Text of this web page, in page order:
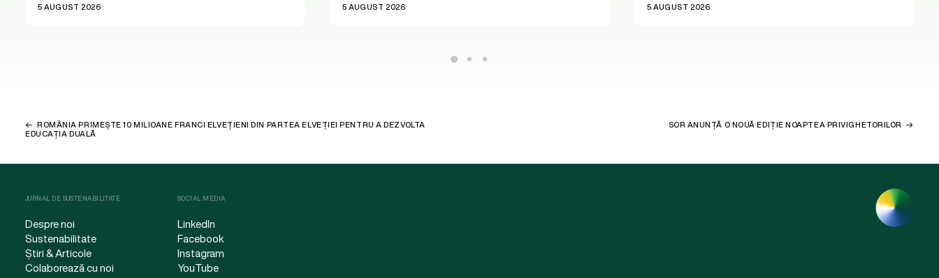
5 AUGUST 2026 5 AUGUST 2026 5 AUGUST 2026
ROMÂNIA PRIMEȘTE 10 MILIOANE FRANCI ELVEȚIENI DIN PARTEA ELVEȚIEI PENTRU A DEZVOLTA
EDUCAȚIA DUALĂ
SOR ANUNȚĂ O NOUĂ EDIȚIE NOAPTEA PRIVIGHETORILOR
JURNAL DE SUSTENABILITATE
Despre noi
Sustenabilitate
Știri & Articole
Colaborează cu noi
SOCIAL MEDIA
LinkedIn
Facebook
Instagram
YouTube